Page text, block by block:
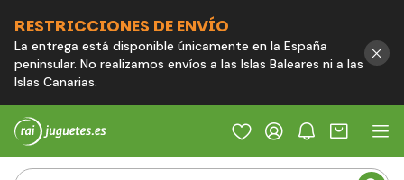
RESTRICCIONES DE ENVÍO
La entrega está disponible únicamente en la España
peninsular. No realizamos envíos a las Islas Baleares ni a las
Islas Canarias.